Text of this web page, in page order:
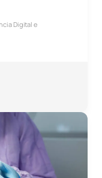
Digital e
Ortodoncia y